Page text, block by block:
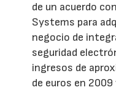
de un acuerdo
Systems para
negocio de
seguridad
ingresos de
de euros en